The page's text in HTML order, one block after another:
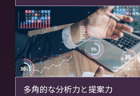
多角的な分析力と提案力